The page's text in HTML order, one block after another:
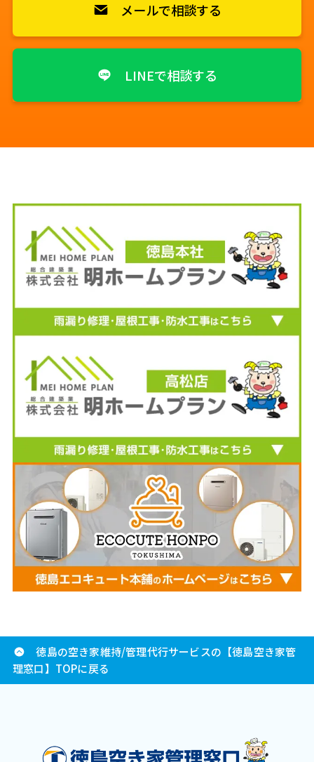
メールで相談する
LINEで相談する
徳島の空き家維持/管理代行サービスの【徳島空き家管
理窓口】TOPに戻る